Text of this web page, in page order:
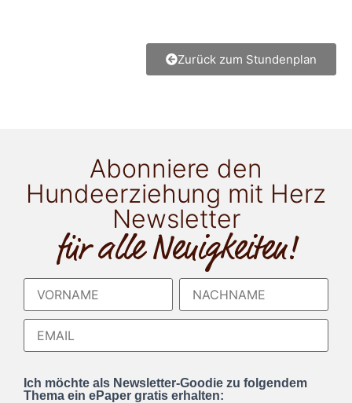
Zurück zum Stundenplan
Abonniere den
Hundeerziehung mit Herz
Newsletter
für alle Neuigkeiten!
Ich möchte als Newsletter-Goodie zu folgendem
Thema ein ePaper gratis erhalten: